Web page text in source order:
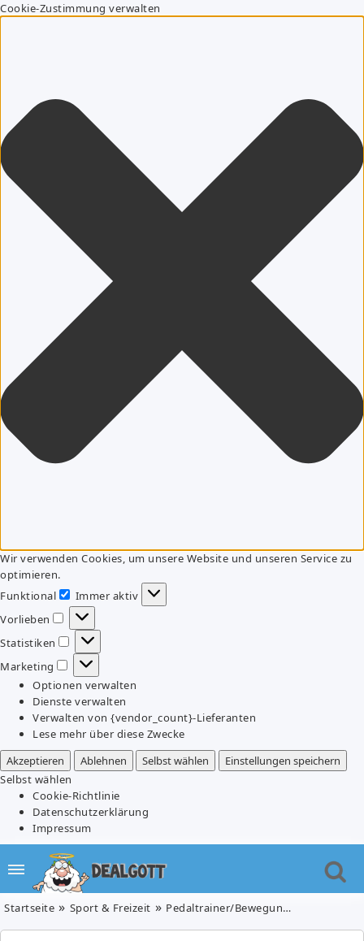
Cookie-Zustimmung verwalten
Wir verwenden Cookies, um unsere Website und unseren Service zu
optimieren.
Funktional
Funktional
Immer aktiv
Vorlieben
Vorlieben
Statistiken
Statistiken
Marketing
Marketing
Optionen verwalten
Dienste verwalten
Verwalten von {vendor_count}-Lieferanten
Lese mehr über diese Zwecke
Akzeptieren
Ablehnen Selbst wählen
Einstellungen speichern
Selbst wählen
Cookie-Richtlinie
Datenschutzerklärung
Impressum
Startseite Sport & Freizeit Pedaltrainer/Bewegungstrainer für 19,79€ inklusive Versand